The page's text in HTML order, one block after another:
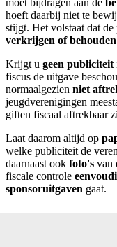
hoeft daarbij niet te
stijgt. Het volstaat dat
verkrijgen of
Krijgt u geen publiciteit
fiscus de uitgave
normaalgezien niet
jeugdverenigingen
giften fiscaal aftrekbaar
Laat daarom altijd op
welke publiciteit de
daarnaast ook foto's van
fiscale controle
sponsoruitgaven gaat.